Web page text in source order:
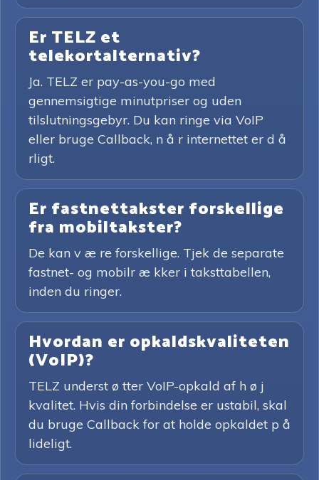
Er TELZ et
telekortalternativ?
Ja. TELZ er pay-as-you-go med
gennemsigtige minutpriser og uden
tilslutningsgebyr. Du kan ringe via VoIP
eller bruge Callback, n å r internettet er d å
rligt.
Er fastnettakster forskellige
fra mobiltakster?
De kan v æ re forskellige. Tjek de separate
fastnet- og mobilr æ kker i taksttabellen,
inden du ringer.
Hvordan er opkaldskvaliteten
(VoIP)?
TELZ underst ø tter VoIP-opkald af h ø j
kvalitet. Hvis din forbindelse er ustabil, skal
du bruge Callback for at holde opkaldet p å
lideligt.